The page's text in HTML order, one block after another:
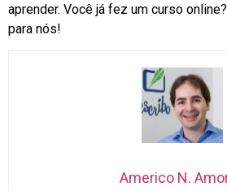
aprender. Você já fez um curso
para nós!
Americo N.